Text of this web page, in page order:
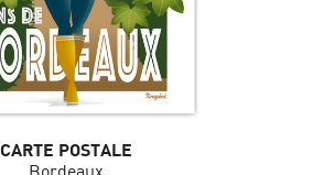
CARTE POSTALE
Bordeaux